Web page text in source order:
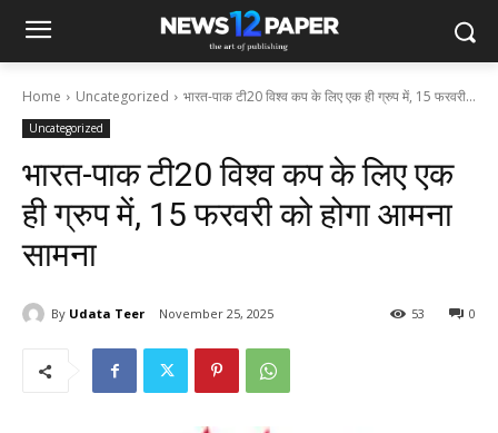
Home Uncategorized भारत-पाक टी20 विश्व कप के लिए एक ही ग्रुप में, 15 फरवरी...
Uncategorized
भारत-पाक टी20 विश्व कप के लिए एक
ही ग्रुप में, 15 फरवरी को होगा आमना
सामना
By Udata Teer November 25, 2025 0
53